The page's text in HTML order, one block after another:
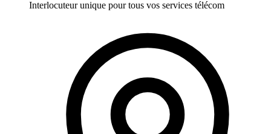
Interlocuteur unique pour tous vos services télécom